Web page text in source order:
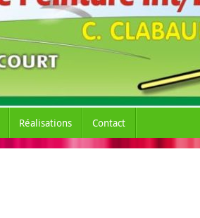
Réalisations Contact